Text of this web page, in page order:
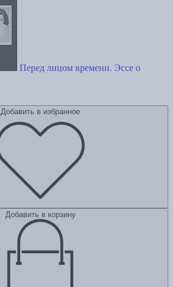
Перед лицом времени. Эссе о
Добавить в избранное
Добавить в корзину